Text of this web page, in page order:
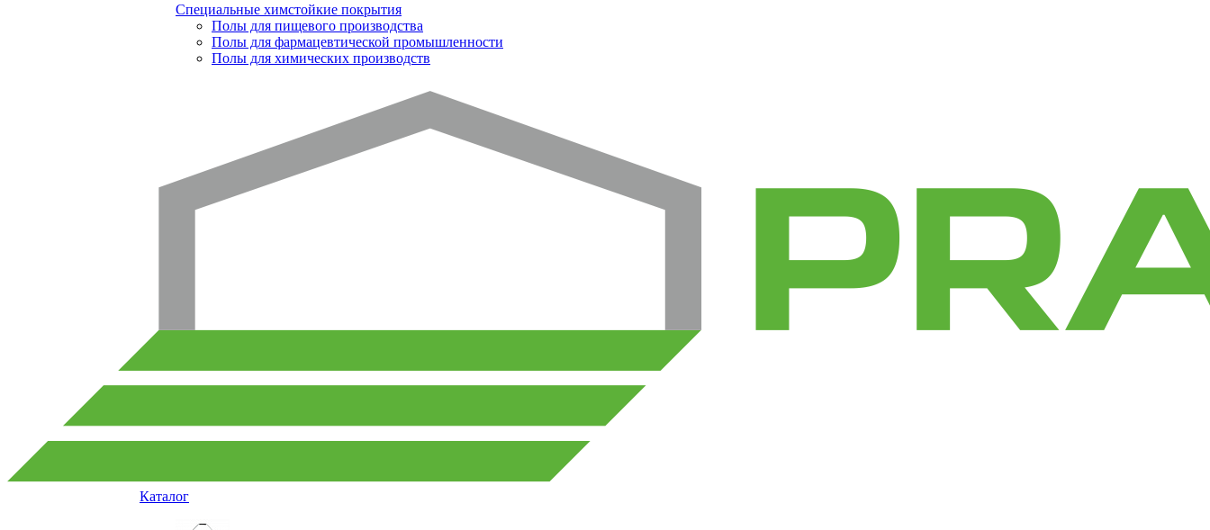
Специальные химстойкие покрытия
Полы для пищевого производства
Полы для фармацевтической промышленности
Полы для химических производств
Каталог